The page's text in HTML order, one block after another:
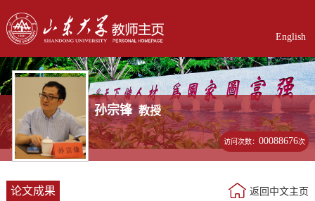
English
孙宗锋 教授
访问次数：00088676次
论文成果 返回中文主页